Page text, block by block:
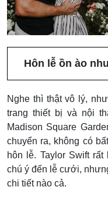
Hôn lễ ồn ào
Nghe thì thật vô lý,
trang thiết bị và nội
Madison Square
chuyển ra, không có
hôn lễ. Taylor Swift
chú ý đến lễ cưới,
chi tiết nào cả.